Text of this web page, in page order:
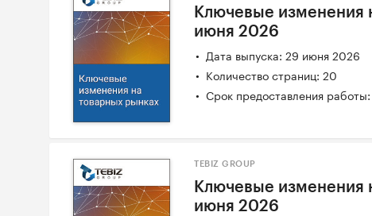
Ключевые изменения
июня 2026
Дата выпуска: 29 июня 2026
Количество страниц: 20
Срок предоставления работы:
TEBIZ GROUP
Ключевые изменения
июня 2026